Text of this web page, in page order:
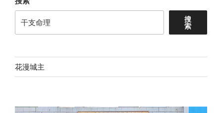
搜
索
花漫城主